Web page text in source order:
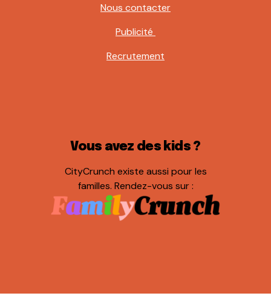
Nous contacter
Publicité
Recrutement
Vous avez des kids ?
CityCrunch existe aussi pour les
familles. Rendez-vous sur :